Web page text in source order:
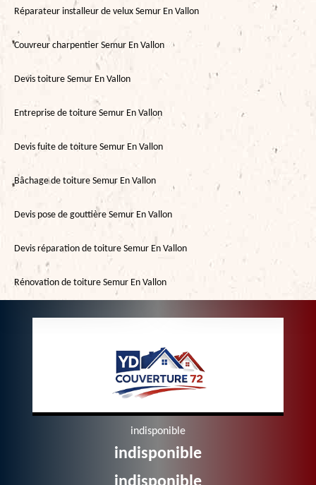
Réparateur installeur de velux Semur En Vallon
Couvreur charpentier Semur En Vallon
Devis toiture Semur En Vallon
Entreprise de toiture Semur En Vallon
Devis fuite de toiture Semur En Vallon
Bâchage de toiture Semur En Vallon
Devis pose de gouttière Semur En Vallon
Devis réparation de toiture Semur En Vallon
Rénovation de toiture Semur En Vallon
indisponible
indisponible